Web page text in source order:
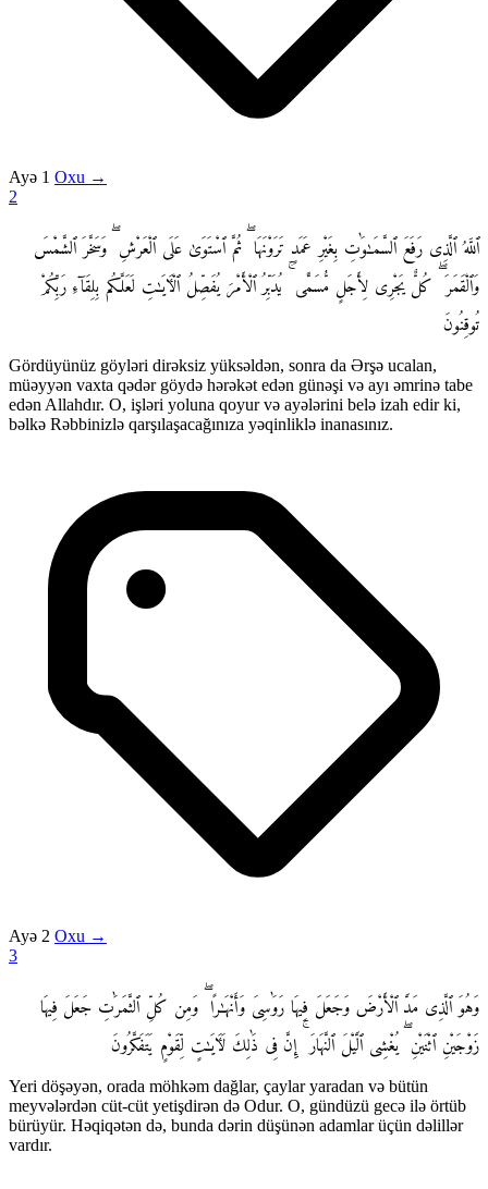
Ayə 1 Oxu →
2
ٱللَّهُ ٱلَّذِى رَفَعَ ٱلسَّمَـٰوَٰتِ بِغَيْرِ عَمَدٍ تَرَوْنَهَا ۖ ثُمَّ ٱسْتَوَىٰ عَلَى ٱلْعَرْشِ ۖ وَسَخَّرَ ٱلشَّمْسَ
وَٱلْقَمَرَ ۖ كُلٌّ يَجْرِى لِأَجَلٍ مُّسَمًّى ۚ يُدَبِّرُ ٱلْأَمْرَ يُفَصِّلُ ٱلْـَٔايَـٰتِ لَعَلَّكُم بِلِقَآءِ رَبِّكُمْ
تُوقِنُونَ
Gördüyünüz göyləri dirəksiz yüksəldən, sonra da Ərşə ucalan,
müəyyən vaxta qədər göydə hərəkət edən günəşi və ayı əmrinə tabe
edən Allahdır. O, işləri yoluna qoyur və ayələrini belə izah edir ki,
bəlkə Rəbbinizlə qarşılaşacağınıza yəqinliklə inanasınız.
Ayə 2 Oxu →
3
وَهُوَ ٱلَّذِى مَدَّ ٱلْأَرْضَ وَجَعَلَ فِيهَا رَوَٰسِىَ وَأَنْهَـٰرًا ۖ وَمِن كُلِّ ٱلثَّمَرَٰتِ جَعَلَ فِيهَا
زَوْجَيْنِ ٱثْنَيْنِ ۖ يُغْشِى ٱلَّيْلَ ٱلنَّهَارَ ۚ إِنَّ فِى ذَٰلِكَ لَـَٔايَـٰتٍ لِّقَوْمٍ يَتَفَكَّرُونَ
Yeri döşəyən, orada möhkəm dağlar, çaylar yaradan və bütün
meyvələrdən cüt-cüt yetişdirən də Odur. O, gündüzü gecə ilə örtüb
bürüyür. Həqiqətən də, bunda dərin düşünən adamlar üçün dəlillər
vardır.